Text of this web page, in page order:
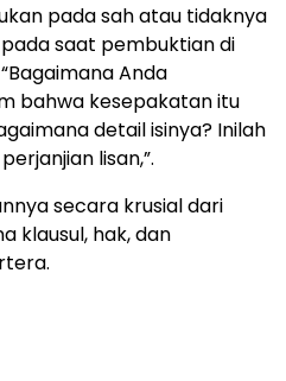
pada sah atau tidaknya
saat pembuktian di
Anda
bahwa kesepakatan itu
detail isinya? Inilah
lisan,”.
secara krusial dari
klausul, hak, dan